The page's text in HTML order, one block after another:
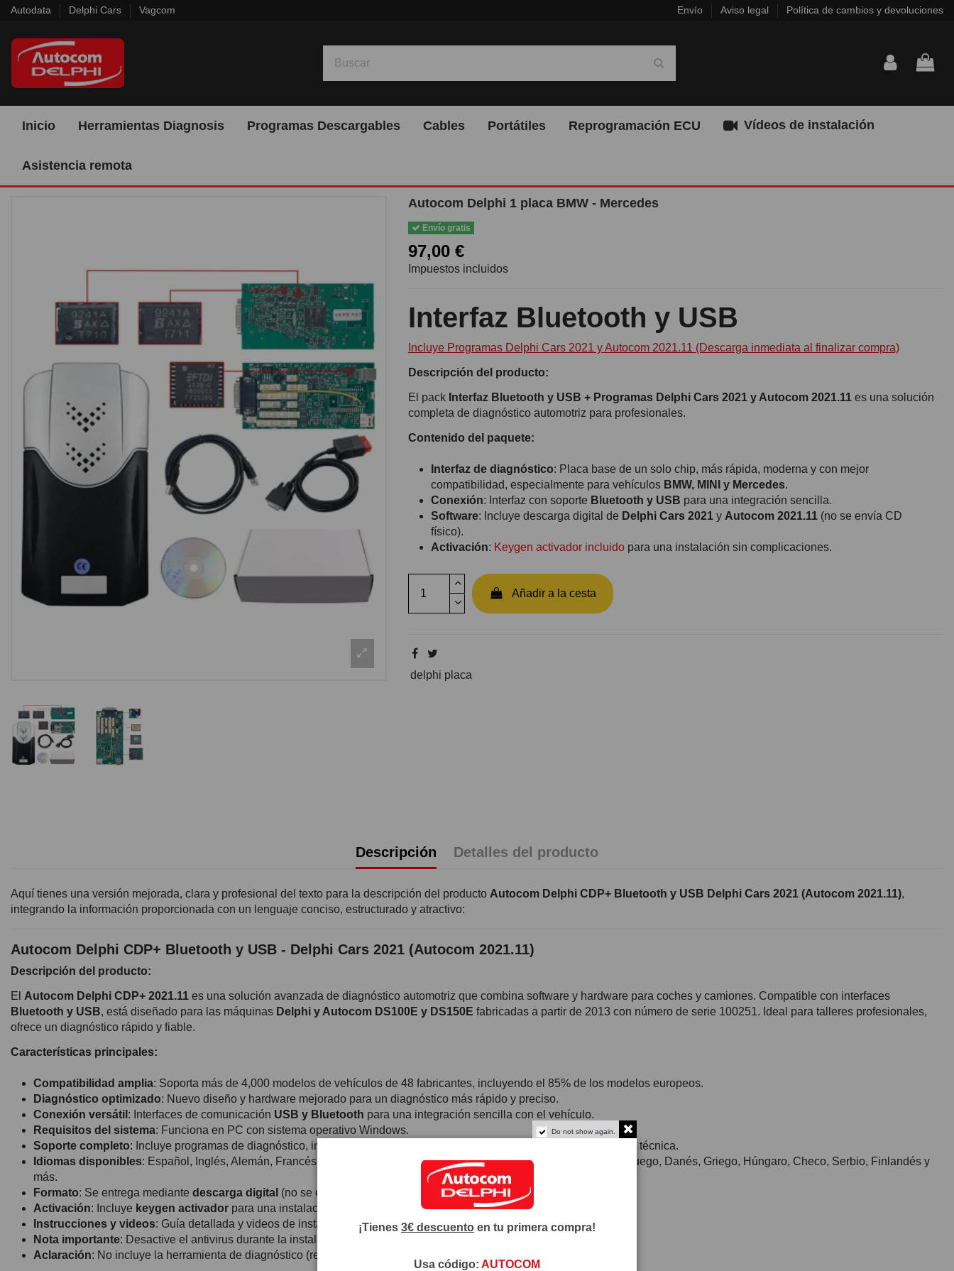
Autodata Delphi Cars Vagcom Envío Aviso legal Política de cambios y devoluciones
Inicio Herramientas Diagnosis Programas Descargables Cables Portátiles Reprogramación ECU Vídeos de instalación
Asistencia remota
Autocom Delphi 1 placa BMW - Mercedes
Envío gratis
97,00 €
Impuestos incluidos
Interfaz Bluetooth y USB
Incluye Programas Delphi Cars 2021 y Autocom 2021.11 (Descarga inmediata al finalizar compra)
Descripción del producto:
El pack Interfaz Bluetooth y USB + Programas Delphi Cars 2021 y Autocom 2021.11 es una solución
completa de diagnóstico automotriz para profesionales.
Contenido del paquete:
Interfaz de diagnóstico: Placa base de un solo chip, más rápida, moderna y con mejor
compatibilidad, especialmente para vehículos BMW, MINI y Mercedes.
Conexión: Interfaz con soporte Bluetooth y USB para una integración sencilla.
Software: Incluye descarga digital de Delphi Cars 2021 y Autocom 2021.11 (no se envía CD
físico).
Activación: Keygen activador incluido para una instalación sin complicaciones.
Añadir a la cesta
delphi placa
Descripción Detalles del producto
Aquí tienes una versión mejorada, clara y profesional del texto para la descripción del producto Autocom Delphi CDP+ Bluetooth y USB Delphi Cars 2021 (Autocom 2021.11),
integrando la información proporcionada con un lenguaje conciso, estructurado y atractivo:
Autocom Delphi CDP+ Bluetooth y USB - Delphi Cars 2021 (Autocom 2021.11)
Descripción del producto:
El Autocom Delphi CDP+ 2021.11 es una solución avanzada de diagnóstico automotriz que combina software y hardware para coches y camiones. Compatible con interfaces
Bluetooth y USB, está diseñado para las máquinas Delphi y Autocom DS100E y DS150E fabricadas a partir de 2013 con número de serie 100251. Ideal para talleres profesionales,
ofrece un diagnóstico rápido y fiable.
Características principales:
Compatibilidad amplia: Soporta más de 4,000 modelos de vehículos de 48 fabricantes, incluyendo el 85% de los modelos europeos.
Diagnóstico optimizado: Nuevo diseño y hardware mejorado para un diagnóstico más rápido y preciso.
Conexión versátil : Interfaces de comunicación USB y Bluetooth para una integración sencilla con el vehículo.
Requisitos del sistema: Funciona en PC con sistema operativo Windows.
Soporte completo: Incluye programas de diagnóstico, información técnica, programas de capacitación y línea de ayuda técnica.
Idiomas disponibles: Español, Inglés, Alemán, Francés, Italiano, Holandés, Polaco, Rumano, Ruso, Turco, Sueco, Noruego, Danés, Griego, Húngaro, Checo, Serbio, Finlandés y
más.
Formato: Se entrega mediante descarga digital (no se envía CD físico).
Activación: Incluye keygen activador para una instalación sencilla.
Instrucciones y videos: Guía detallada y videos de instalación incluidos.
Nota importante: Desactive el antivirus durante la instalación para evitar conflictos.
Aclaración: No incluye la herramienta de diagnóstico (requiere máquina compatible).
Do not show again.
¡Tienes 3€ descuento en tu primera compra!
Usa código: AUTOCOM